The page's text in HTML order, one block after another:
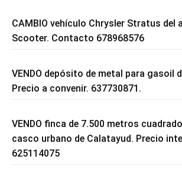
CAMBIO vehículo Chrysler Stratus del
Scooter. Contacto 678968576
VENDO depósito de metal para gasoil
Precio a convenir. 637730871.
VENDO finca de 7.500 metros
casco urbano de Calatayud. Precio
625114075